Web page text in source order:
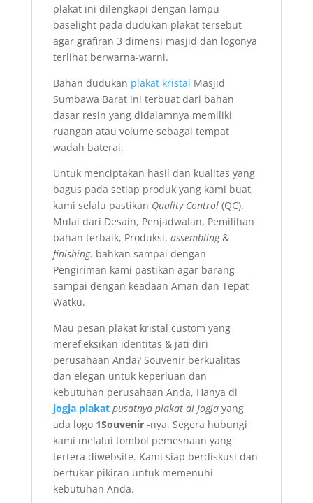
plakat ini dilengkapi dengan lampu
baselight pada dudukan plakat tersebut
agar grafiran 3 dimensi masjid dan logonya
terlihat berwarna-warni.
Bahan dudukan plakat kristal Masjid
Sumbawa Barat ini terbuat dari bahan
dasar resin yang didalamnya memiliki
ruangan atau volume sebagai tempat
wadah baterai.
Untuk menciptakan hasil dan kualitas yang
bagus pada setiap produk yang kami buat,
kami selalu pastikan Quality Control(QC).
Mulai dari Desain, Penjadwalan, Pemilihan
bahan terbaik, Produksi, assembling&
finishing. bahkan sampai dengan
Pengiriman kami pastikan agar barang
sampai dengan keadaan Aman dan Tepat
Watku.
Mau pesan plakat kristal custom yang
merefleksikan identitas & jati diri
perusahaan Anda? Souvenir berkualitas
dan elegan untuk keperluan dan
kebutuhan perusahaan Anda, Hanya di
jogja plakat pusatnya plakat di Jogjayang
ada logo 1Souvenir-nya. Segera hubungi
kami melalui tombol pemesnaan yang
tertera diwebsite. Kami siap berdiskusi dan
bertukar pikiran untuk memenuhi
kebutuhan Anda.